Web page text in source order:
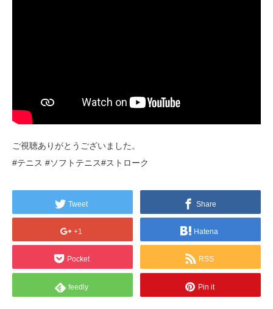
ご視聴ありがとうございました。
#テニス #ソフトテニス#ストローク
Tweet Share
+1 Hatena
Pocket RSS
feedly Pin it